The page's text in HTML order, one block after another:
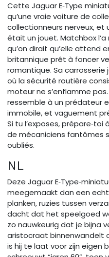
Cette Jaguar E‑Type
qu’une vraie voiture de
collectionneurs nerveux, et
était un jouet. Matchbox
qu’on dirait qu’elle attend
britannique prêt à foncer
romantique. Sa
où la sécurité routière
moteur ne s’enflamme
ressemble à un prédateur
immobile, et vaguement
Si tu l’exposes,
de mécaniciens fantômes
oubliés.
NL
Deze Jaguar
meegemaakt dan een
planken, ruzies tussen
dacht dat het speelgoed
zo nauwkeurig dat je bijna
aristocraat binnenwandelt
is hij te laat voor zijn eigen